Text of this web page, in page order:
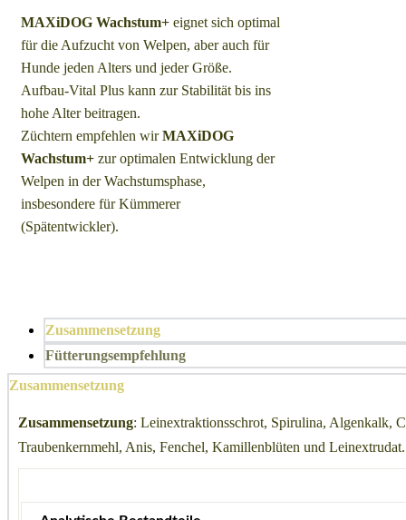
MAXiDOG Wachstum+ eignet sich optimal
für die Aufzucht von Welpen, aber auch für
Hunde jeden Alters und jeder Größe.
Aufbau-Vital Plus kann zur Stabilität bis ins
hohe Alter beitragen.
Züchtern empfehlen wirMAXiDOG
Wachstum+ zur optimalen Entwicklung der
Welpen in der Wachstumsphase,
insbesondere für Kümmerer
(Spätentwickler).
Zusammensetzung
Fütterungsempfehlung
Zusammensetzung
Zusammensetzung: Leinextraktionsschrot, Spirulina, Algenkalk,
Traubenkernmehl, Anis, Fenchel, Kamillenblüten und Leinextrudat.